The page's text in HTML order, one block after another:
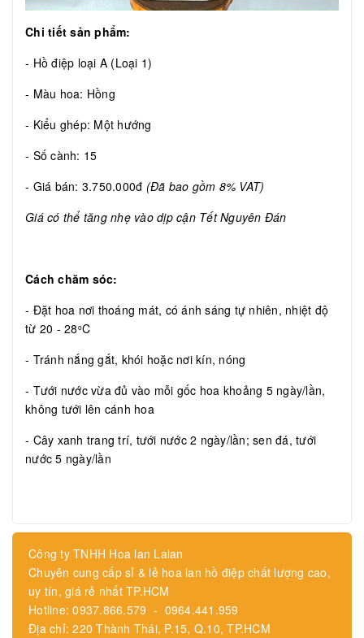
Chi tiết sản phẩm:
- Hồ điệp loại A (Loại 1)
- Màu hoa: Hồng
- Kiểu ghép: Một hướng
- Số cành: 15
- Giá bán: 3.750.000đ (Đã bao gồm 8% VAT)
Giá có thể tăng nhẹ vào dịp cận Tết Nguyên Đán
Cách chăm sóc:
- Đặt hoa nơi thoáng mát, có ánh sáng tự nhiên, nhiệt độ
từ 20 - 28oC
- Tránh nắng gắt, khói hoặc nơi kín, nóng
- Tưới nước vừa đủ vào mỗi gốc hoa khoảng 5 ngày/lần,
không tưới lên cánh hoa
- Cây xanh trang trí, tưới nước 2 ngày/lần; sen đá, tưới
nước 5 ngày/lần
Công ty TNHH Hoa lan Lalan
Chuyên cung cấp sỉ & lẻ hoa lan hồ điệp chất lượng cao,
uy tín, giá rẻ nhất TP.HCM
Hotline: 0937.866.579 - 0964.441.959
Địa chỉ: 220 Thành Thái, P.15, Q.10, TP.HCM